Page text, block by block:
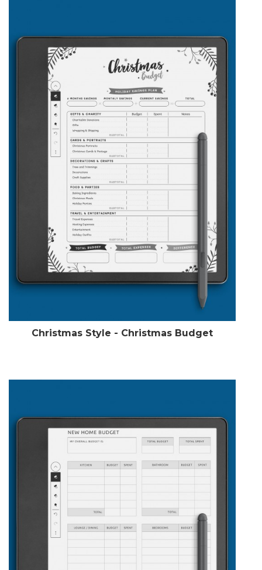
Christmas Style - Christmas Budget